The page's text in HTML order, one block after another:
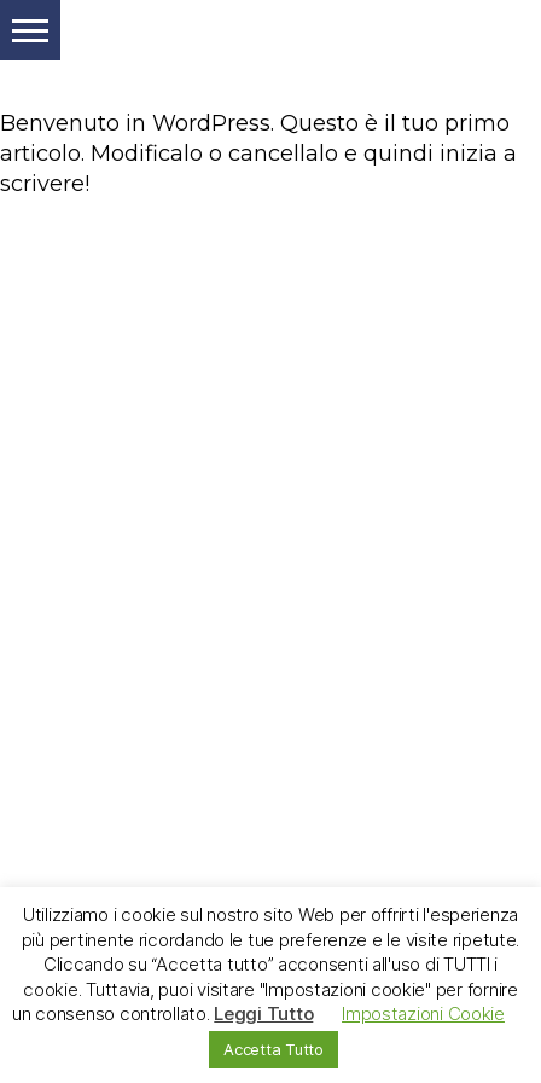
Benvenuto in WordPress. Questo è il tuo primo
articolo. Modificalo o cancellalo e quindi inizia a
scrivere!
Utilizziamo i cookie sul nostro sito Web per offrirti l'esperienza
più pertinente ricordando le tue preferenze e le visite ripetute.
Cliccando su “Accetta tutto” acconsenti all'uso di TUTTI i
cookie. Tuttavia, puoi visitare "Impostazioni cookie" per fornire
un consenso controllato. Leggi Tutto Impostazioni Cookie
Accetta Tutto